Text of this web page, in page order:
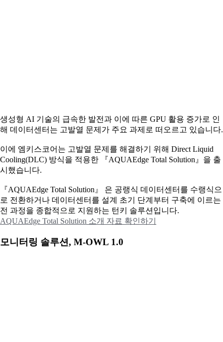
생성형 AI 기술의 급속한 발전과 이에 따른 GPU 활용 증가로 인
해 데이터센터는 고발열 문제가 주요 과제로 떠오르고 있습니다.
이에 엠키스코어는 고발열 문제를 해결하기 위해 Direct Liquid
Cooling(DLC) 방식을 적용한 『AQUAEdge Total Solution』을 출
시했습니다.
『AQUAEdge Total Solution』 은 공랭식 데이터센터를 수랭식으
로 전환하거나 데이터센터를 설계 초기 단계부터 구축에 이르는
전 과정을 종합적으로 지원하는 턴키 솔루션입니다.
AQUAEdge Total Solution 소개 자료 확인하기
모니터링 솔루션, M-OWL 1.0